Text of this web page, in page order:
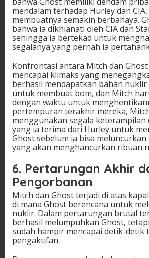
mendalam terhadap Hurley dan
membuatnya semakin berbahaya.
bahwa ia dikhianati oleh CIA dan
sehingga ia bertekad untuk
segalanya yang pernah ia
Konfrontasi antara Mitch dan
mencapai klimaks yang
berhasil mendapatkan bahan
untuk membuat bom, dan Mitch
dengan waktu untuk
pertempuran terakhir mereka,
menggunakan segala keterampilan
yang ia terima dari Hurley untuk
Ghost sebelum ia bisa
yang akan menghancurkan ribuan
6. Pertarungan Akhir
Pengorbanan
Mitch dan Ghost terjadi di atas
di mana Ghost berencana untuk
nuklir. Dalam pertarungan brutal
berhasil melumpuhkan Ghost,
sudah hampir mencapai detik-detik
pengaktifan.